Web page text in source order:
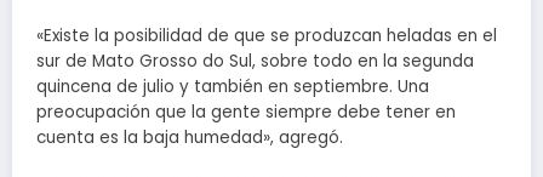
«Existe la posibilidad de que se produzcan heladas en el
sur de Mato Grosso do Sul, sobre todo en la segunda
quincena de julio y también en septiembre. Una
preocupación que la gente siempre debe tener en
cuenta es la baja humedad», agregó.